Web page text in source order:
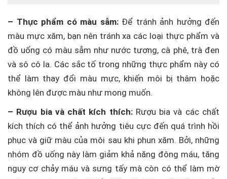
– Thực phẩm có màu sẫm:Để tránh ảnh hưởng đến
màu mực xăm, bạn nên tránh xa các loại thực phẩm và
đồ uống có màu sẫm như nước tương, cà phê, trà đen
và sô cô la. Các sắc tố trong những thực phẩm này có
thể làm thay đổi màu mực, khiến môi bị thâm hoặc
không lên được màu như mong muốn.
– Rượu bia và chất kích thích:Rượu bia và các chất
kích thích có thể ảnh hưởng tiêu cực đến quá trình hồi
phục và giữ màu của môi sau khi phun xăm. Bởi, những
nhóm đồ uống này làm giảm khả năng đông máu, tăng
nguy cơ chảy máu và sưng tấy mà còn có thể làm mờ